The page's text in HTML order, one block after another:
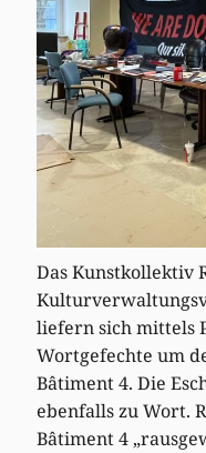
Das Kunstkollektiv
liefern sich mittels
Wortgefechte um
Bâtiment 4. Die
ebenfalls zu Wort.
Bâtiment 4